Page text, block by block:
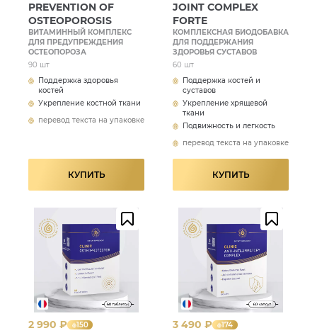
PREVENTION OF
OSTEOPOROSIS
ВИТАМИННЫЙ КОМПЛЕКС
ДЛЯ ПРЕДУПРЕЖДЕНИЯ
ОСТЕОПОРОЗА
90 шт
Поддержка здоровья
костей
Укрепление костной ткани
перевод текста на упаковке
КУПИТЬ
JOINT COMPLEX
FORTE
КОМПЛЕКСНАЯ БИОДОБАВКА
ДЛЯ ПОДДЕРЖАНИЯ
ЗДОРОВЬЯ СУСТАВОВ
60 шт
Поддержка костей и
суставов
Укрепление хрящевой
ткани
Подвижность и легкость
перевод текста на упаковке
КУПИТЬ
2 990 ₽ 150 3 490 ₽ 174